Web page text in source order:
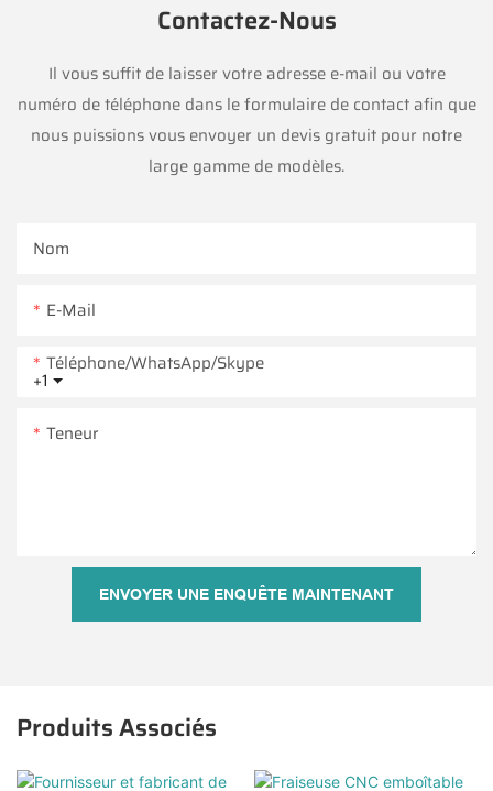
Contactez-Nous
Il vous suffit de laisser votre adresse e-mail ou votre
numéro de téléphone dans le formulaire de contact afin que
nous puissions vous envoyer un devis gratuit pour notre
large gamme de modèles.
Nom
E-Mail
+1
Téléphone/WhatsApp/Skype
Teneur
ENVOYER UNE ENQUÊTE MAINTENANT
Produits Associés